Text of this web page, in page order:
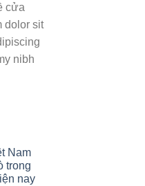
cửa
dolor sit
nibh
Nam
trong
nay